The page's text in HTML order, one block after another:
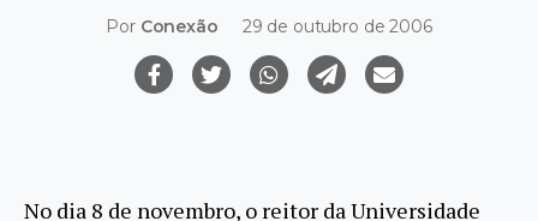
Por Conexão 29 de outubro de 2006
No dia 8 de novembro, o reitor da Universidade